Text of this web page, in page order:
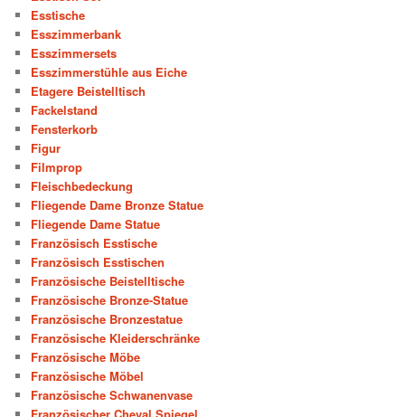
Esstische
Esszimmerbank
Esszimmersets
Esszimmerstühle aus Eiche
Etagere Beistelltisch
Fackelstand
Fensterkorb
Figur
Filmprop
Fleischbedeckung
Fliegende Dame Bronze Statue
Fliegende Dame Statue
Französisch Esstische
Französisch Esstischen
Französische Beistelltische
Französische Bronze-Statue
Französische Bronzestatue
Französische Kleiderschränke
Französische Möbe
Französische Möbel
Französische Schwanenvase